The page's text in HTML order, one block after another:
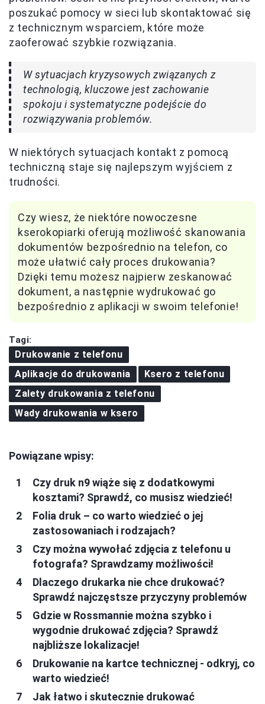
poszukać pomocy w sieci lub skontaktować się
z technicznym wsparciem, które może
zaoferować szybkie rozwiązania.
W sytuacjach kryzysowych związanych z
technologią, kluczowe jest zachowanie
spokoju i systematyczne podejście do
rozwiązywania problemów.
W niektórych sytuacjach kontakt z pomocą
techniczną staje się najlepszym wyjściem z
trudności.
Czy wiesz, że niektóre nowoczesne
kserokopiarki oferują możliwość skanowania
dokumentów bezpośrednio na telefon, co
może ułatwić cały proces drukowania?
Dzięki temu możesz najpierw zeskanować
dokument, a następnie wydrukować go
bezpośrednio z aplikacji w swoim telefonie!
Tagi:
Drukowanie z telefonu
Aplikacje do drukowania
Ksero z telefonu
Zalety drukowania z telefonu
Wady drukowania w ksero
Powiązane wpisy:
Czy druk n9 wiąże się z dodatkowymi
kosztami? Sprawdź, co musisz wiedzieć!
Folia druk – co warto wiedzieć o jej
zastosowaniach i rodzajach?
Czy można wywołać zdjęcia z telefonu u
fotografa? Sprawdzamy możliwości!
Dlaczego drukarka nie chce drukować?
Sprawdź najczęstsze przyczyny problemów
Gdzie w Rossmannie można szybko i
wygodnie drukować zdjęcia? Sprawdź
najbliższe lokalizacje!
Drukowanie na kartce technicznej - odkryj, co
warto wiedzieć!
Jak łatwo i skutecznie drukować